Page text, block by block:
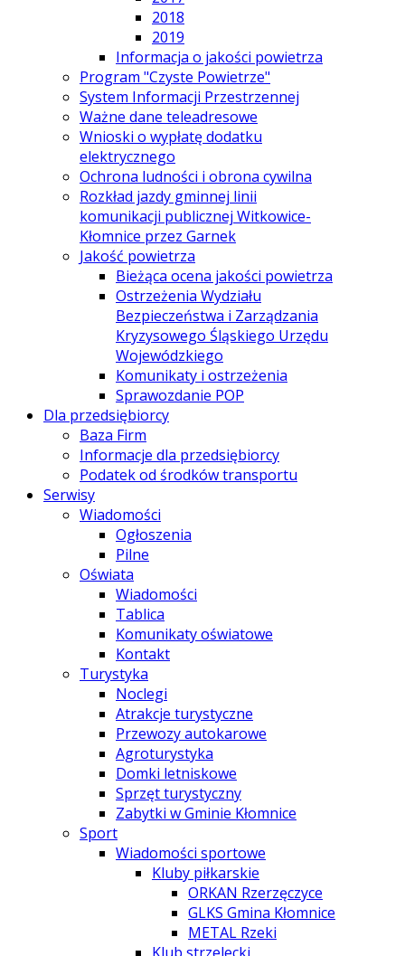
2018
2019
Informacja o jakości powietrza
Program "Czyste Powietrze"
System Informacji Przestrzennej
Ważne dane teleadresowe
Wnioski o wypłatę dodatku
elektrycznego
Ochrona ludności i obrona cywilna
Rozkład jazdy gminnej linii
komunikacji publicznej Witkowice-
Kłomnice przez Garnek
Jakość powietrza
Bieżąca ocena jakości powietrza
Ostrzeżenia Wydziału
Bezpieczeństwa i Zarządzania
Kryzysowego Śląskiego Urzędu
Wojewódzkiego
Komunikaty i ostrzeżenia
Sprawozdanie POP
Dla przedsiębiorcy
Baza Firm
Informacje dla przedsiębiorcy
Podatek od środków transportu
Serwisy
Wiadomości
Ogłoszenia
Pilne
Oświata
Wiadomości
Tablica
Komunikaty oświatowe
Kontakt
Turystyka
Noclegi
Atrakcje turystyczne
Przewozy autokarowe
Agroturystyka
Domki letniskowe
Sprzęt turystyczny
Zabytki w Gminie Kłomnice
Sport
Wiadomości sportowe
Kluby piłkarskie
ORKAN Rzerzęczyce
GLKS Gmina Kłomnice
METAL Rzeki